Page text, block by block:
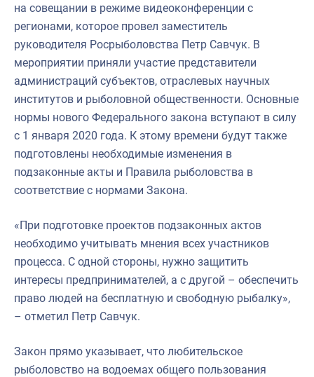
на совещании в режиме видеоконференции с
регионами, которое провел заместитель
руководителя Росрыболовства Петр Савчук. В
мероприятии приняли участие представители
администраций субъектов, отраслевых научных
институтов и рыболовной общественности. Основные
нормы нового Федерального закона вступают в силу
с 1 января 2020 года. К этому времени будут также
подготовлены необходимые изменения в
подзаконные акты и Правила рыболовства в
соответствие с нормами Закона.
«При подготовке проектов подзаконных актов
необходимо учитывать мнения всех участников
процесса. С одной стороны, нужно защитить
интересы предпринимателей, а с другой – обеспечить
право людей на бесплатную и свободную рыбалку»,
– отметил Петр Савчук.
Закон прямо указывает, что любительское
рыболовство на водоемах общего пользования